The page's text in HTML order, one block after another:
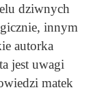
dziwnych
innym
autorka
jest uwagi
matek